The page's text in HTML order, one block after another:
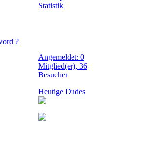
?
Statistik
Angemeldet: 0
Mitglied(er), 36
Besucher
Heutige Dudes